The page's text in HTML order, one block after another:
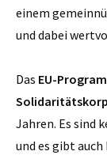
einem
und dabei
Das EU-
Jahren. Es sind
und es gibt